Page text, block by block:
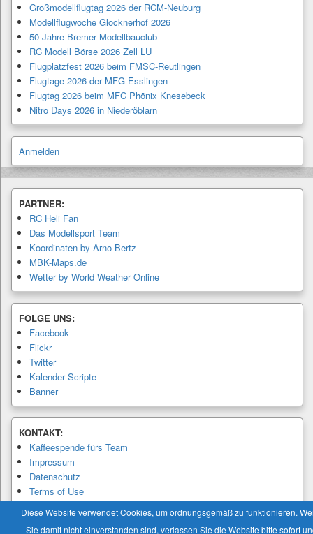
Großmodellflugtag 2026 der RCM-Neuburg
Modellflugwoche Glocknerhof 2026
50 Jahre Bremer Modellbauclub
RC Modell Börse 2026 Zell LU
Flugplatzfest 2026 beim FMSC-Reutlingen
Flugtage 2026 der MFG-Esslingen
Flugtag 2026 beim MFC Phönix Knesebeck
Nitro Days 2026 in Niederöblarn
Anmelden
PARTNER:
RC Heli Fan
Das Modellsport Team
Koordinaten by Arno Bertz
MBK-Maps.de
Wetter by World Weather Online
FOLGE UNS:
Facebook
Flickr
Twitter
Kalender Scripte
Banner
KONTAKT:
Kaffeespende fürs Team
Impressum
Datenschutz
Terms of Use
Privacy Policy
Diese Website verwendet Cookies, um ordnungsgemäß zu funktionieren.
Sie damit nicht einverstanden sind, verlassen Sie die Website bitte sofort